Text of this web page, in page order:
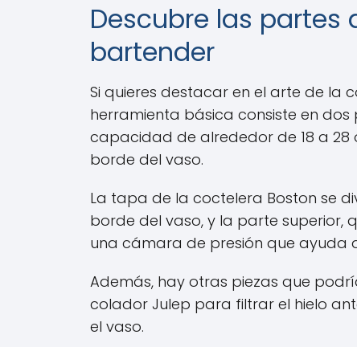
Descubre las partes
bartender
Si quieres destacar en el arte de la
herramienta básica consiste en dos
capacidad de alrededor de 18 a
borde del vaso.
La tapa de la coctelera Boston se
borde del vaso, y la parte superior,
una cámara de presión que ayuda
Además, hay otras piezas que
colador Julep para filtrar el hielo
el vaso.